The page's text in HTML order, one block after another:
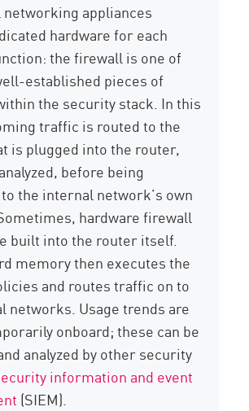
appliances
hardware for each
the firewall is one of
established pieces of
the security stack. In this
traffic is routed to the
is plugged into the router,
before being
the internal network’s own
hardware firewall
built into the router itself.
memory then executes the
and routes traffic on to
networks. Usage trends are
onboard; these can be
analyzed by other security
information and event
(SIEM).